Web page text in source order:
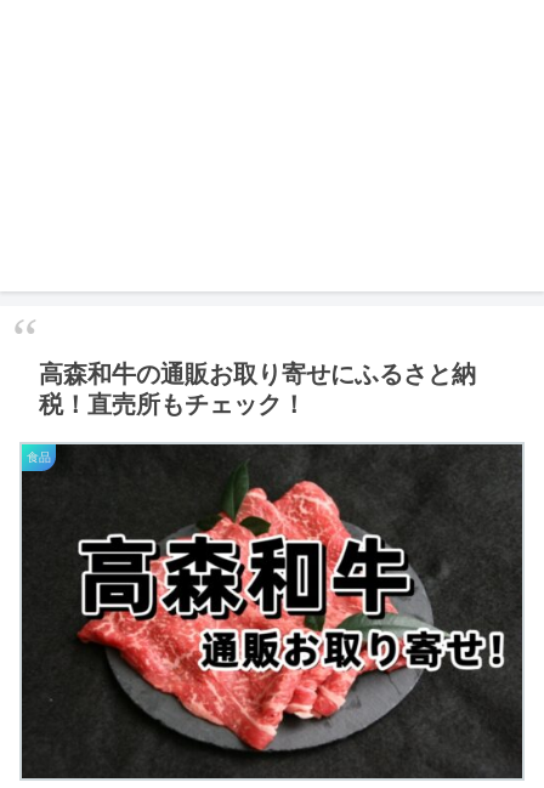
高森和牛の通販お取り寄せにふるさと納
税！直売所もチェック！
食品